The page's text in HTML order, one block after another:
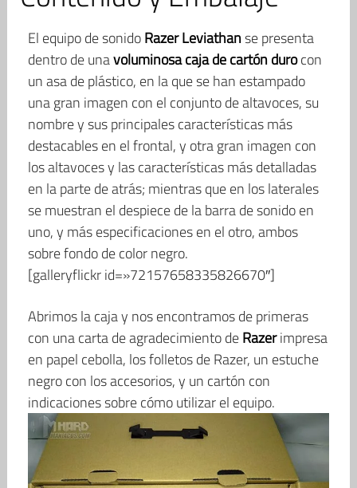
El equipo de sonidoRazer Leviathanse presenta
dentro de unavoluminosa caja de cartón durocon
un asa de plástico, en la que se han estampado
una gran imagen con el conjunto de altavoces, su
nombre y sus principales características más
destacables en el frontal, y otra gran imagen con
los altavoces y las características más detalladas
en la parte de atrás; mientras que en los laterales
se muestran el despiece de la barra de sonido en
uno, y más especificaciones en el otro, ambos
sobre fondo de color negro.
[galleryflickr id=»72157658335826670″]
Abrimos la caja y nos encontramos de primeras
con una carta de agradecimiento deRazerimpresa
en papel cebolla, los folletos de Razer, un estuche
negro con los accesorios, y un cartón con
indicaciones sobre cómo utilizar el equipo.